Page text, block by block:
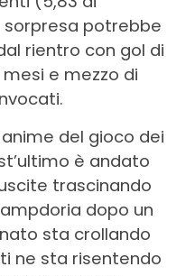
potrebbe
rientro con gol di
e mezzo di
del gioco dei
è andato
trascinando
dopo un
sta crollando
ne sta risentendo